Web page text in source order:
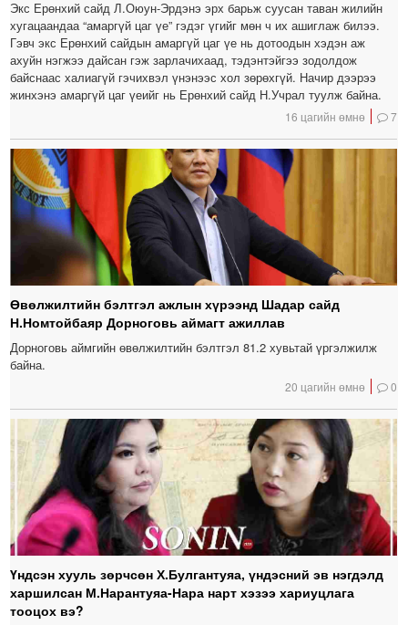
Экс Ерөнхий сайд Л.Оюун-Эрдэнэ эрх барьж суусан таван жилийн
хугацаандаа “амаргүй цаг үе” гэдэг үгийг мөн ч их ашиглаж билээ.
Гэвч экс Ерөнхий сайдын амаргүй цаг үе нь дотоодын хэдэн аж
ахуйн нэгжээ дайсан гэж зарлачихаад, тэдэнтэйгээ зодолдож
байснаас халиагүй гэчихвэл үнэнээс хол зөрөхгүй. Начир дээрээ
жинхэнэ амаргүй цаг үеийг нь Ерөнхий сайд Н.Учрал туулж байна.
16 цагийн өмнө 7
Өвөлжилтийн бэлтгэл ажлын хүрээнд Шадар сайд
Н.Номтойбаяр Дорноговь аймагт ажиллав
Дорноговь аймгийн өвөлжилтийн бэлтгэл 81.2 хувьтай үргэлжилж
байна.
20 цагийн өмнө 0
Үндсэн хууль зөрчсөн Х.Булгантуяа, үндэсний эв нэгдэлд
харшилсан М.Нарантуяа-Нара нарт хэзээ хариуцлага
тооцох вэ?